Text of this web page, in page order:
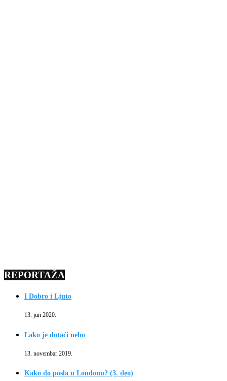
REPORTAŽA
I Dobro i Ljuto
13. jun 2020.
Lako je dotaći nebo
13. novembar 2019.
Kako do posla u Londonu? (3. deo)